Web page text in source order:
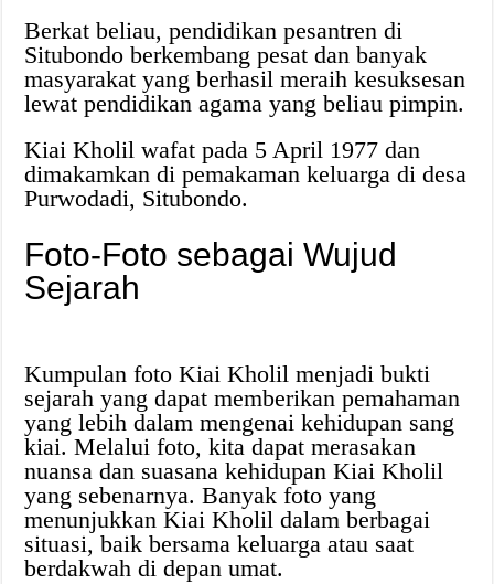
Berkat beliau, pendidikan pesantren di
Situbondo berkembang pesat dan banyak
masyarakat yang berhasil meraih kesuksesan
lewat pendidikan agama yang beliau pimpin.
Kiai Kholil wafat pada 5 April 1977 dan
dimakamkan di pemakaman keluarga di desa
Purwodadi, Situbondo.
Foto-Foto sebagai Wujud
Sejarah
Kumpulan foto Kiai Kholil menjadi bukti
sejarah yang dapat memberikan pemahaman
yang lebih dalam mengenai kehidupan sang
kiai. Melalui foto, kita dapat merasakan
nuansa dan suasana kehidupan Kiai Kholil
yang sebenarnya. Banyak foto yang
menunjukkan Kiai Kholil dalam berbagai
situasi, baik bersama keluarga atau saat
berdakwah di depan umat.